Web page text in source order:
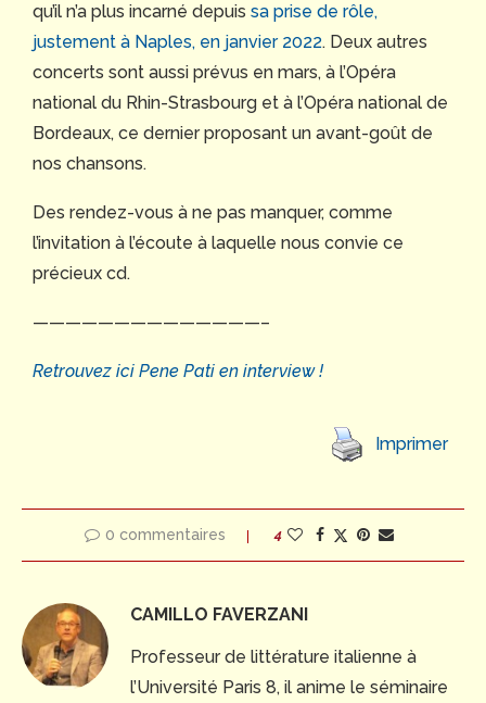
qu’il n’a plus incarné depuis sa prise de rôle,
justement à Naples, en janvier 2022. Deux autres
concerts sont aussi prévus en mars, à l’Opéra
national du Rhin-Strasbourg et à l’Opéra national de
Bordeaux, ce dernier proposant un avant-goût de
nos chansons.
Des rendez-vous à ne pas manquer, comme
l’invitation à l’écoute à laquelle nous convie ce
précieux cd.
——————————————–
Retrouvez ici Pene Pati en interview !
Imprimer
0 commentaires 4
CAMILLO FAVERZANI
Professeur de littérature italienne à
l’Université Paris 8, il anime le séminaire